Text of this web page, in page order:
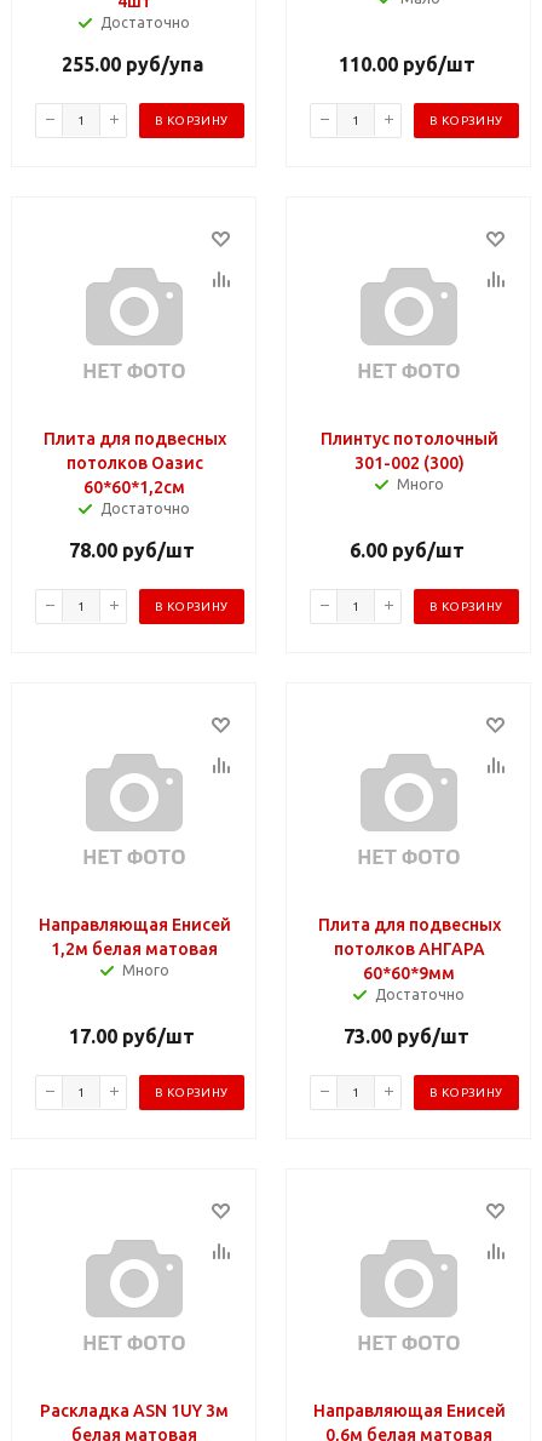
Достаточно
255.00руб/упа
В КОРЗИНУ
110.00руб/шт
В КОРЗИНУ
Плита для подвесных
потолков Оазис
60*60*1,2см
Достаточно
78.00 руб/шт
В КОРЗИНУ
Плинтус потолочный
301-002 (300)
Много
6.00руб/шт
В КОРЗИНУ
Направляющая Енисей
1,2м белая матовая
Много
17.00 руб/шт
В КОРЗИНУ
Плита для подвесных
потолков АНГАРА
60*60*9мм
Достаточно
73.00 руб/шт
В КОРЗИНУ
Раскладка АSN 1UY 3м
белая матовая
Направляющая Енисей
0,6м белая матовая